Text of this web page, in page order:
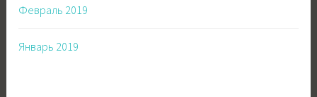
Февраль 2019
Январь 2019